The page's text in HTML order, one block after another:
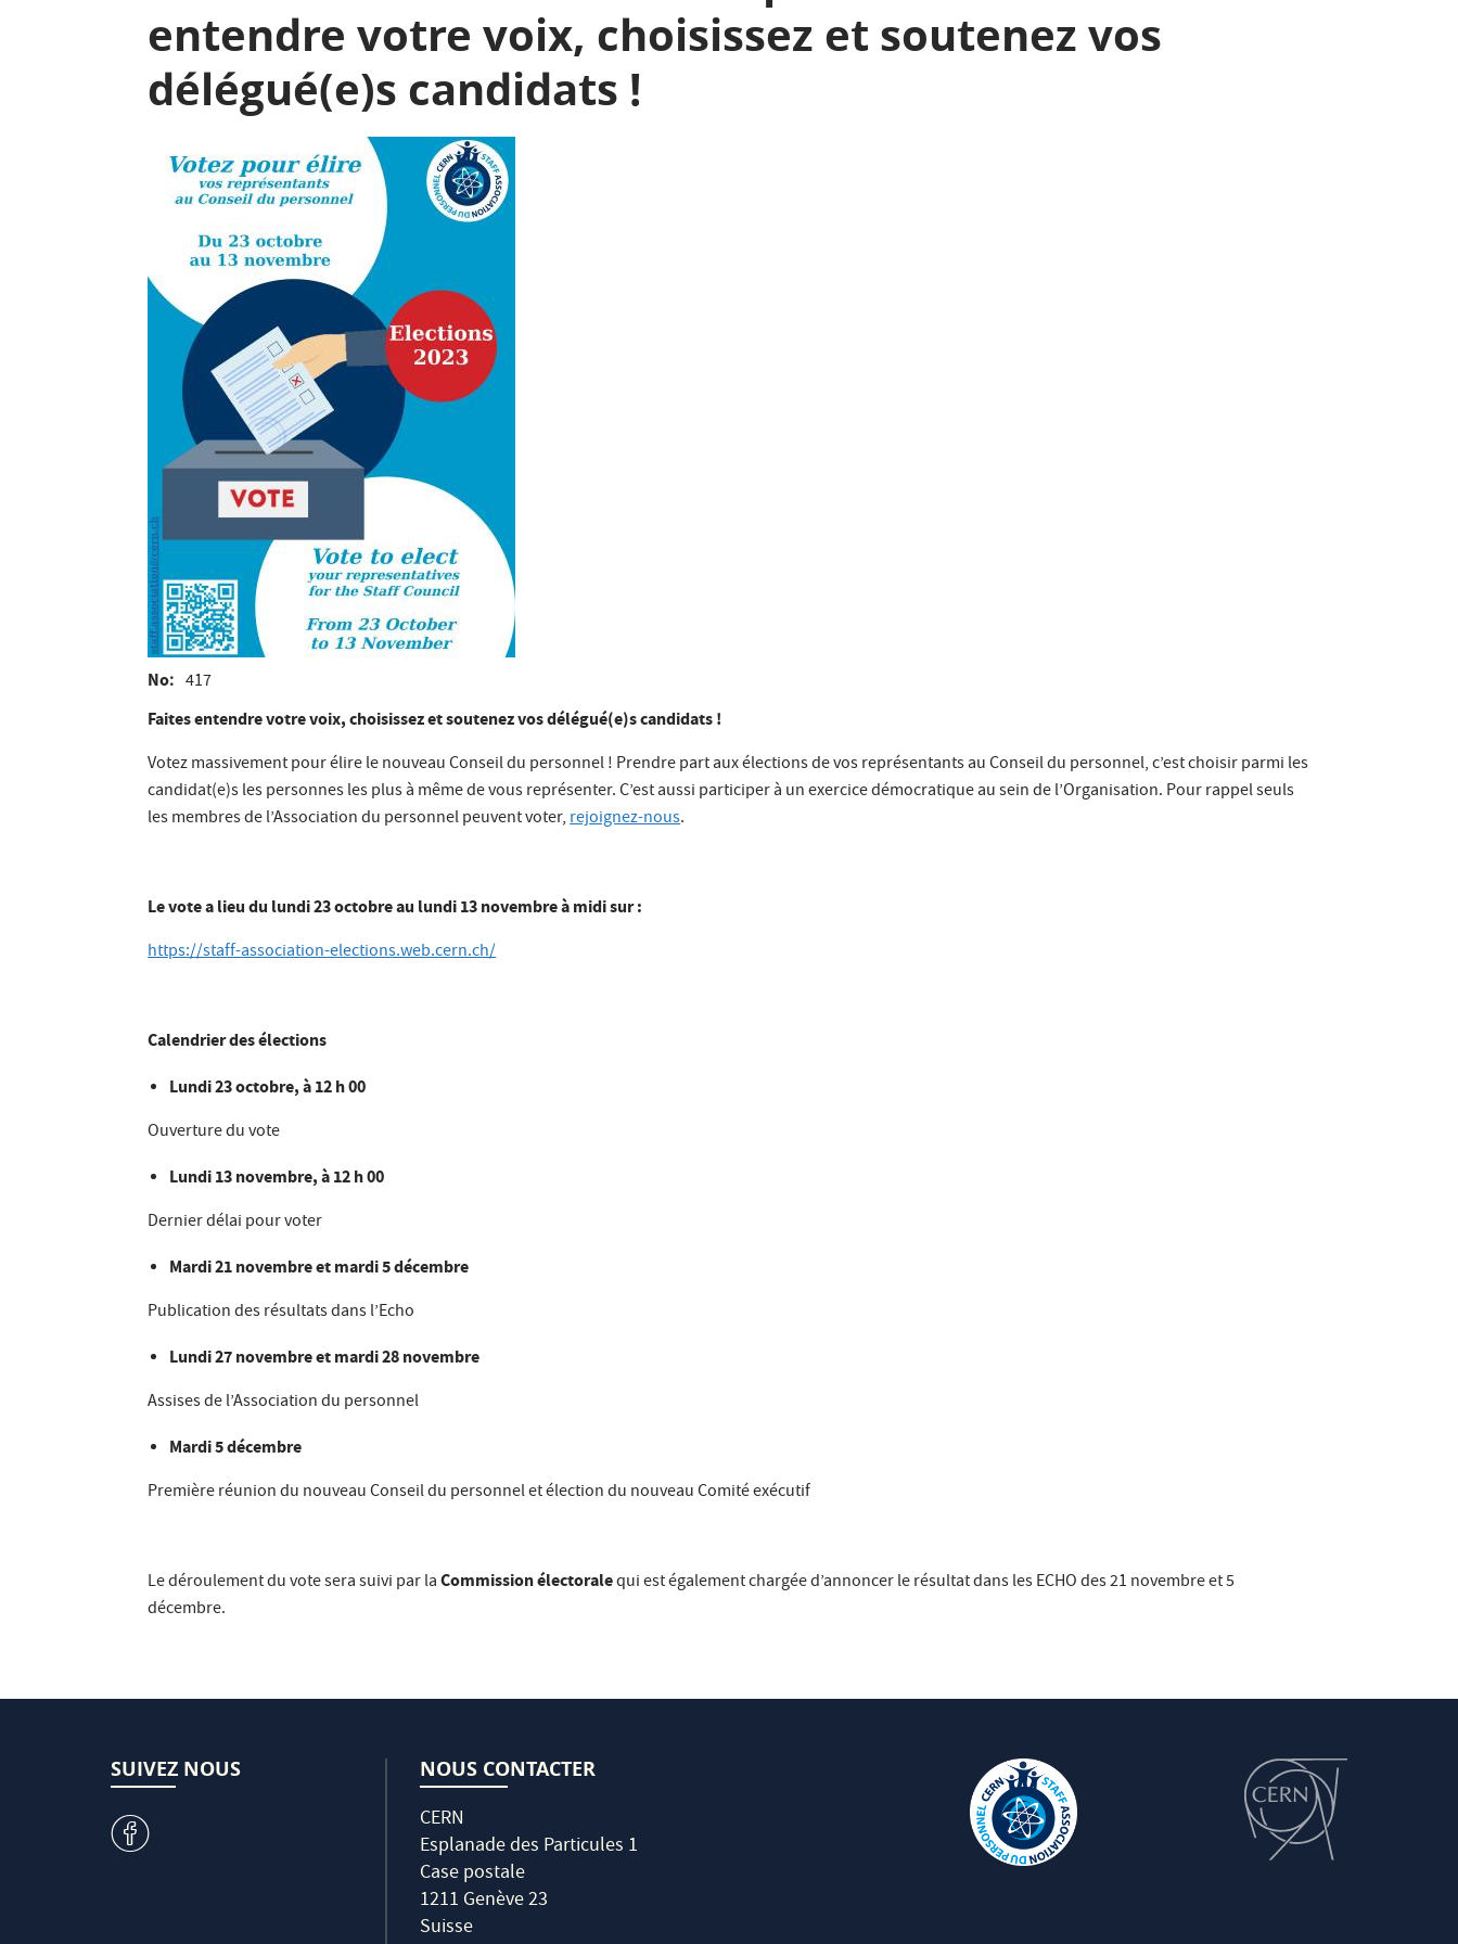
entendre votre voix, choisissez et soutenez vos
délégué(e)s candidats !
No 417
Faites entendre votre voix, choisissez et soutenez vos délégué(e)s candidats !
Votez massivement pour élire le nouveau Conseil du personnel ! Prendre part aux élections de vos représentants au Conseil du personnel, c’est choisir parmi les
candidat(e)s les personnes les plus à même de vous représenter. C’est aussi participer à un exercice démocratique au sein de l’Organisation. Pour rappel seuls
les membres de l’Association du personnel peuvent voter,rejoignez-nous.
Le vote a lieu du lundi 23 octobre au lundi 13 novembre à midi sur :
https://staff-association-elections.web.cern.ch/
Calendrier des élections
Lundi 23 octobre, à 12 h 00
Ouverture du vote
Lundi 13 novembre, à 12 h 00
Dernier délai pour voter
Mardi 21 novembre et mardi 5 décembre
Publication des résultats dans l’Echo
Lundi 27 novembre et mardi 28 novembre
Assises de l’Association du personnel
Mardi 5 décembre
Première réunion du nouveau Conseil du personnel et élection du nouveau Comité exécutif
Le déroulement du vote sera suivi par laCommission électoralequi est également chargée d’annoncer le résultat dans les ECHO des 21 novembre et 5
décembre.
SUIVEZ NOUS
v
NOUS CONTACTER
CERN
Esplanade des Particules 1
Case postale
1211 Genève 23
Suisse